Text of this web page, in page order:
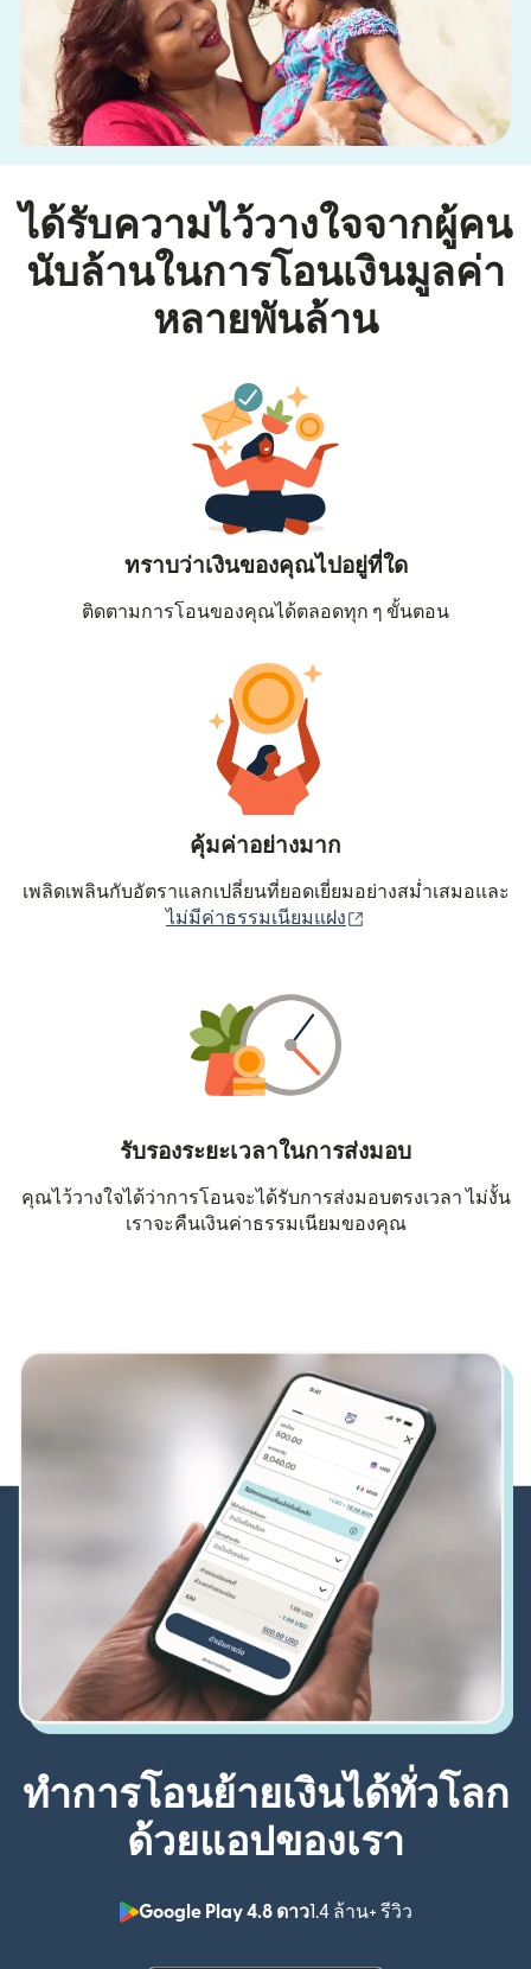
ได้รับความไว้วางใจจากผู้คน
นับล้านในการโอนเงินมูลค่า
หลายพันล้าน
ทราบว่าเงินของคุณไปอยู่ที่ใด
ติดตามการโอนของคุณได้ตลอดทุก ๆ ขั้นตอน
คุ้มค่าอย่างมาก
เพลิดเพลินกับอัตราแลกเปลี่ยนที่ยอดเยี่ยมอย่างสม่ำเสมอและ
ไม่มีค่าธรรมเนียมแฝง
รับรองระยะเวลาในการส่งมอบ
คุณไว้วางใจได้ว่าการโอนจะได้รับการส่งมอบตรงเวลา ไม่งั้น
เราจะคืนเงินค่าธรรมเนียมของคุณ
ทำการโอนย้ายเงินได้ทั่วโลก
ด้วยแอปของเรา
Google Play 4.8 ดาว1.4 ล้าน+ รีวิว
(เปิดในหน้าต่